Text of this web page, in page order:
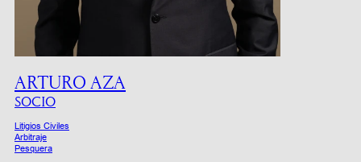
ARTURO AZA
SOCIO
Litigios Civiles
Arbitraje
Pesquera